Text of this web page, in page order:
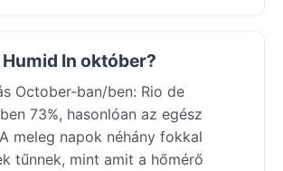
In október?
October-ban/ben: Rio de
73%, hasonlóan az egész
meleg napok néhány fokkal
tűnnek, mint amit a hőmérő